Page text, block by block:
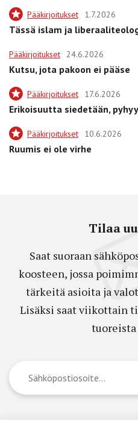
Pääkirjoitukset 1.7.2026
Tässä islam ja
Pääkirjoitukset 24.6.2026
Kutsu, jota pakoon ei pääse
Pääkirjoitukset 17.6.2026
Erikoisuutta siedetään,
Pääkirjoitukset 10.6.2026
Ruumis ei ole virhe
Tilaa
Saat suoraan
koosteen, jossa
tärkeitä asioita ja
Lisäksi saat viikottain